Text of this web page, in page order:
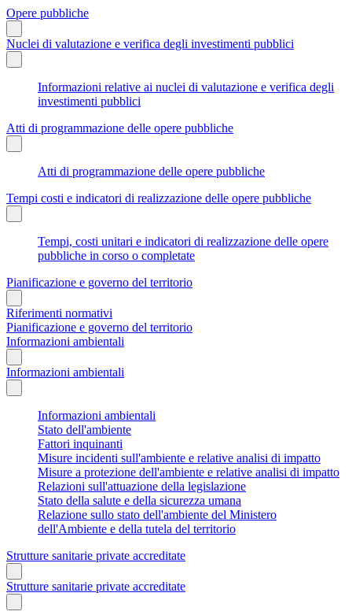
Opere pubbliche
Nuclei di valutazione e verifica degli investimenti pubblici
Informazioni relative ai nuclei di valutazione e verifica degli
investimenti pubblici
Atti di programmazione delle opere pubbliche
Atti di programmazione delle opere pubbliche
Tempi costi e indicatori di realizzazione delle opere pubbliche
Tempi, costi unitari e indicatori di realizzazione delle opere
pubbliche in corso o completate
Pianificazione e governo del territorio
Riferimenti normativi
Pianificazione e governo del territorio
Informazioni ambientali
Informazioni ambientali
Informazioni ambientali
Stato dell'ambiente
Fattori inquinanti
Misure incidenti sull'ambiente e relative analisi di impatto
Misure a protezione dell'ambiente e relative analisi di impatto
Relazioni sull'attuazione della legislazione
Stato della salute e della sicurezza umana
Relazione sullo stato dell'ambiente del Ministero
dell'Ambiente e della tutela del territorio
Strutture sanitarie private accreditate
Strutture sanitarie private accreditate